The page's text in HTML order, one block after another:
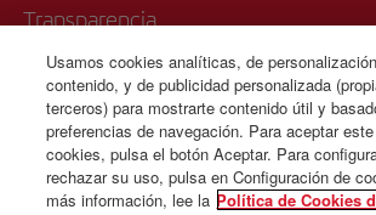
Transparencia
Venta telefónica
+420 0 2 3901 87 32
Lunes a domingo 09:00 - 20:00 horas (alemán).
00:00 - 24:00 horas ( español e inglés)
Usamos cookies analíticas, de
contenido, y de publicidad personalizada
terceros) para mostrarte contenido útil y
preferencias de navegación. Para aceptar
cookies, pulsa el botón Aceptar. Para
rechazar su uso, pulsa en Configuración de
más información, lee la Política de Cookies